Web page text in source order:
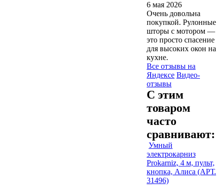
6 мая 2026
Очень довольна
покупкой. Рулонные
шторы с мотором —
это просто спасение
для высоких окон на
кухне.
Все отзывы на
Яндексе Видео-
отзывы
С этим
товаром
часто
сравнивают:
Умный
электрокарниз
Prokarniz, 4 м, пульт,
кнопка, Алиса (АРТ.
31496)